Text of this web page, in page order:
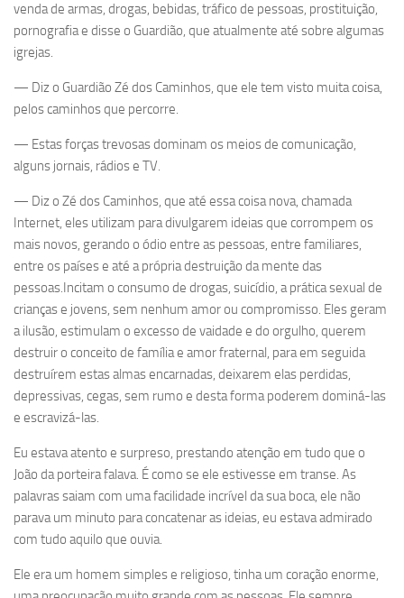
venda de armas, drogas, bebidas, tráfico de pessoas, prostituição,
pornografia e disse o Guardião, que atualmente até sobre algumas
igrejas.
— Diz o Guardião Zé dos Caminhos, que ele tem visto muita coisa,
pelos caminhos que percorre.
— Estas forças trevosas dominam os meios de comunicação,
alguns jornais, rádios e TV.
— Diz o Zé dos Caminhos, que até essa coisa nova, chamada
Internet, eles utilizam para divulgarem ideias que corrompem os
mais novos, gerando o ódio entre as pessoas, entre familiares,
entre os países e até a própria destruição da mente das
pessoas.Incitam o consumo de drogas, suicídio, a prática sexual de
crianças e jovens, sem nenhum amor ou compromisso. Eles geram
a ilusão, estimulam o excesso de vaidade e do orgulho, querem
destruir o conceito de família e amor fraternal, para em seguida
destruírem estas almas encarnadas, deixarem elas perdidas,
depressivas, cegas, sem rumo e desta forma poderem dominá-las
e escravizá-las.
Eu estava atento e surpreso, prestando atenção em tudo que o
João da porteira falava. É como se ele estivesse em transe. As
palavras saiam com uma facilidade incrível da sua boca, ele não
parava um minuto para concatenar as ideias, eu estava admirado
com tudo aquilo que ouvia.
Ele era um homem simples e religioso, tinha um coração enorme,